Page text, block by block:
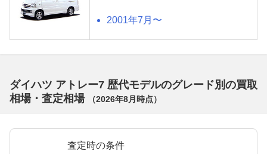
2001年7月〜
ダイハツ アトレー7 歴代モデルのグレード別の買取
相場・査定相場
（2026年8月 時点）
査定時の条件